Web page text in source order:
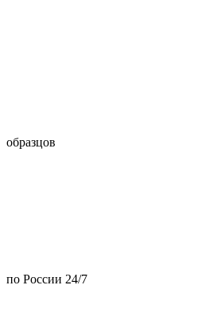
образцов
по России 24/7